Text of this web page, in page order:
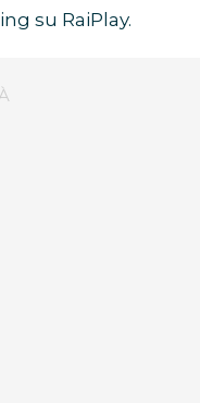
su RaiPlay.